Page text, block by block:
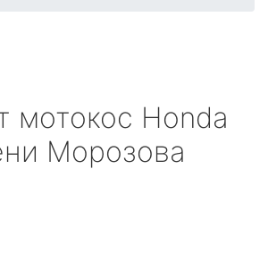
мотокос Honda
Морозова